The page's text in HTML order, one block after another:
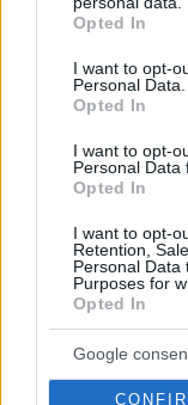
grant or deny
use your data for
consent section.
Opted In
I want to opt-
Personal Data.
Opted In
I want to opt-
Personal Data
Opted In
I want to opt-
Retention,
Personal Data
Purposes for
Opted In
Google
Ο ένας
07.08.2026, 14:00
To video του
στα Βόρεια Άγραφα:
Άνθρωποι,
07.08.2026, 12:38